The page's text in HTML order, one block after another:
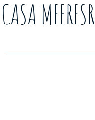
CASA